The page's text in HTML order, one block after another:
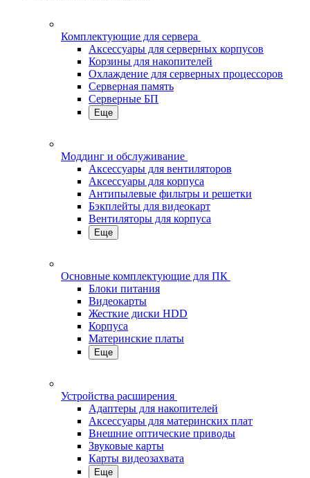
Комплектующие для сервера
Аксессуары для серверных корпусов
Корзины для накопителей
Охлаждение для серверных процессоров
Серверная память
Серверные БП
Еще
Моддинг и обслуживание
Аксессуары для вентиляторов
Аксессуары для корпуса
Антипылевые фильтры и решетки
Бэкплейты для видеокарт
Вентиляторы для корпуса
Еще
Основные комплектующие для ПК
Блоки питания
Видеокарты
Жесткие диски HDD
Корпуса
Материнские платы
Еще
Устройства расширения
Адаптеры для накопителей
Аксессуары для материнских плат
Внешние оптические приводы
Звуковые карты
Карты видеозахвата
Еще